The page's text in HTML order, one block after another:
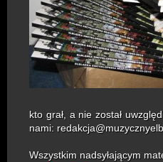
kto grał, a nie został
nami:
Wszystkim nadsyłającym